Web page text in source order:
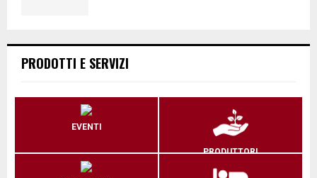
PRODOTTI E SERVIZI
EVENTI
PRODUTTORI